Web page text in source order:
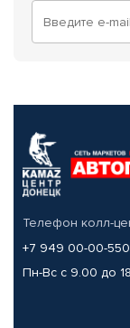
Телефон колл-
+7 949 00-00-550
Пн-Вс с 9.00 до